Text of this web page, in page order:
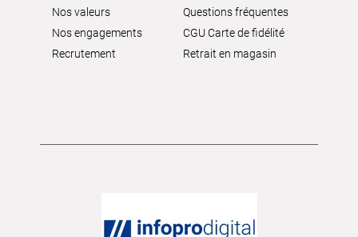
Nos valeurs
Nos engagements
Recrutement
Questions fréquentes
CGU Carte de fidélité
Retrait en magasin